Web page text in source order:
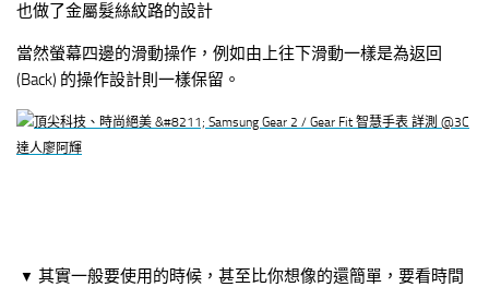
也做了金屬髮絲紋路的設計
當然螢幕四邊的滑動操作，例如由上往下滑動一樣是為返回
(Back) 的操作設計則一樣保留。
▼ 其實一般要使用的時候，甚至比你想像的還簡單，要看時間